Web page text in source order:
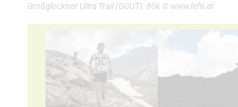
Großglockner Ultra Trail (GGUT): 80k © www.lefti.at